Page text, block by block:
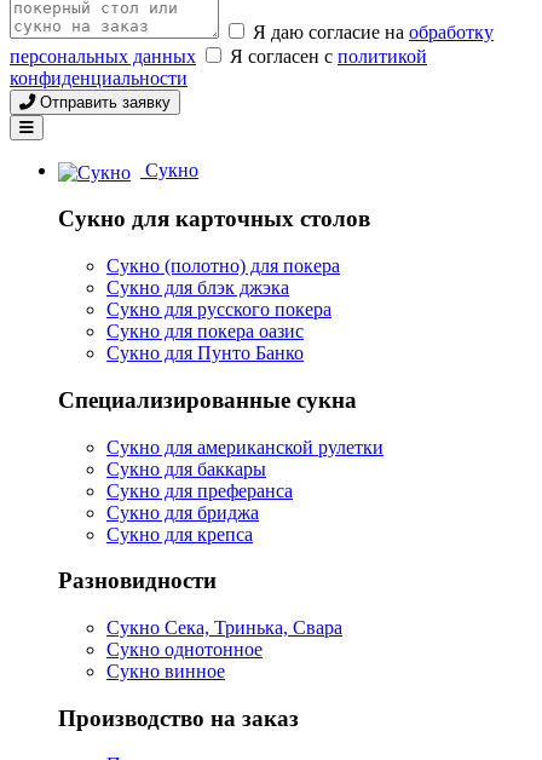
Я даю согласие на обработку
персональных данных
Я согласен с политикой
конфиденциальности
Отправить заявку
Сукно
Сукно для карточных столов
Сукно (полотно) для покера
Сукно для блэк джэка
Сукно для русского покера
Сукно для покера оазис
Сукно для Пунто Банко
Специализированные сукна
Сукно для американской рулетки
Сукно для баккары
Сукно для преферанса
Сукно для бриджа
Сукно для крепса
Разновидности
Сукно Сека, Тринька, Свара
Сукно однотонное
Сукно винное
Производство на заказ